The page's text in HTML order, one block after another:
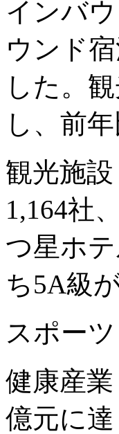
インバ
ウンド
した。
し、前
観光施
1,164社
つ星ホ
ち5A級
スポー
健康産
億元に